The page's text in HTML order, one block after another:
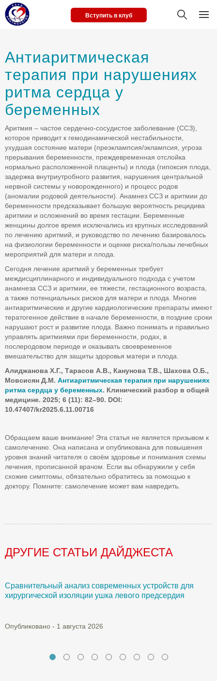
Вступить в клуб
Антиаритмическая
терапия при нарушениях
ритма сердца у
беременных
Аритмия – частое сердечно-сосудистое заболевание (ССЗ),
которое приводит к гемодинамической нестабильности,
ухудшая состояние матери (преэклампсия/эклампсия, угроза
прерывания беременности, преждевременная отслойка
нормально расположенной плаценты) и плода (гипоксия плода,
задержка внутриутробного развития, нарушения центральной
нервной системы у новорожденного) и процесс родов
(аномалии родовой деятельности). Анамнез ССЗ и аритмии до
беременности предсказывает большую вероятность рецидива
аритмии и осложнений во время гестации. Беременные
женщины долгое время исключались из крупных исследований
по лечению аритмий, и руководство по лечению базировалось
на физиологии беременности и оценке риска/пользы лечебных
мероприятий для матери и плода.
Сегодня лечение аритмий у беременных требует
междисциплинарного и индивидуального подхода с учетом
анамнеза ССЗ и аритмии, ее тяжести, гестационного возраста,
а также потенциальных рисков для матери и плода. Многие
антиаритмические и другие кардиологические препараты имеют
тератогенное действие в начале беременности, в поздние сроки
нарушают рост и развитие плода. Важно понимать и правильно
управлять аритмиями при беременности, родах, в
послеродовом периоде и оказывать своевременное
вмешательство для защиты здоровья матери и плода.
Алиджанова Х.Г., Тарасов А.В., Канунова Т.В., Шахова О.Б.,
Мовсисян Д.М. Антиаритмическая терапия при нарушениях
ритма сердца у беременных. Клинический разбор в общей
медицине. 2025; 6 (11): 82–90. DOI:
10.47407/kr2025.6.11.00716
Обращаем ваше внимание! Эта статья не является призывом к
самолечению. Она написана и опубликована для повышения
уровня знаний читателя о своём здоровье и понимания схемы
лечения, прописанной врачом. Если вы обнаружили у себя
схожие симптомы, обязательно обратитесь за помощью к
доктору. Помните: самолечение может вам навредить.
ДРУГИЕ СТАТЬИ ДАЙДЖЕСТА
Сравнительный анализ современных устройств для
хирургической изоляции ушка левого предсердия
Опубликовано - 1 августа 2026